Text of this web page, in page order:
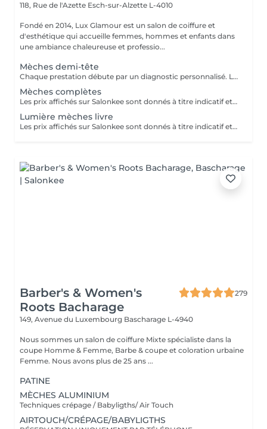
118, Rue de l'Azette Esch-sur-Alzette L-4010
Fondé en 2014, Lux Glamour est un salon de coiffure et
d'esthétique qui accueille femmes, hommes et enfants dans
une ambiance chaleureuse et professio...
Mèches demi-tête
Chaque prestation débute par un diagnostic personnalisé. Le tarif final est confirmé en salon selon les besoins de vos cheveux et la technique réalisée.
Mèches complètes
Les prix affichés sur Salonkee sont donnés à titre indicatif et représentent les tarifs de base. Ceux-ci peuvent varier en fonction du diagnostic effectué lors de votre arrivée au salon et de l'expertise du professionnel à qui vous confiez vos soins de beauté. Dans tout les cas, un devis détaillé vous sera proposé et toute prestation sera réalisée avec votre accord.
Lumière mèches livre
Les prix affichés sur Salonkee sont donnés à titre indicatif et représentent les tarifs de base. Ceux-ci peuvent varier en fonction du diagnostic effectué lors de votre arrivée au salon et de l'expertise du professionnel à qui vous confiez vos soins de beauté. Dans tout les cas, un devis détaillé vous sera proposé et toute prestation sera réalisée avec votre accord.
Barber's & Women's
Roots Bacharage
279
149, Avenue du Luxembourg Bascharage L-4940
Nous sommes un salon de coiffure Mixte spécialiste dans la
coupe Homme & Femme, Barbe & coupe et coloration urbaine
Femme. Nous avons plus de 25 ans ...
PATINE
MÈCHES ALUMINIUM
Techniques crépage / Babyligths/ Air Touch
AIRTOUCH/CRÉPAGE/BABYLIGTHS